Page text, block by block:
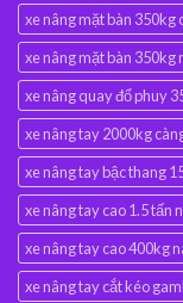
xe nâng mặt bàn 350kg
xe nâng mặt bàn 350kg
xe nâng quay đổ phuy
xe nâng tay 2000kg
xe nâng tay bậc thang
xe nâng tay cao 1.5 tấn
xe nâng tay cao 400kg
xe nâng tay cắt kéo